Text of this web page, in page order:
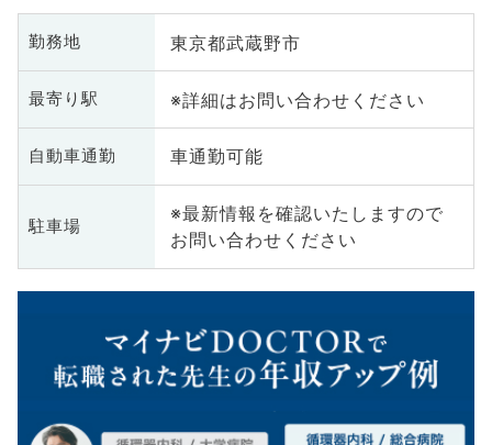
勤務地 東京都武蔵野市
最寄り駅 ※詳細はお問い合わせください
自動車通勤 車通勤可能
駐車場
※最新情報を確認いたしますので
お問い合わせください